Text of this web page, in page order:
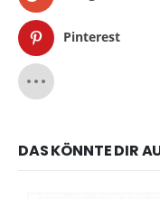
Pinterest
DAS KÖNNTE DIR